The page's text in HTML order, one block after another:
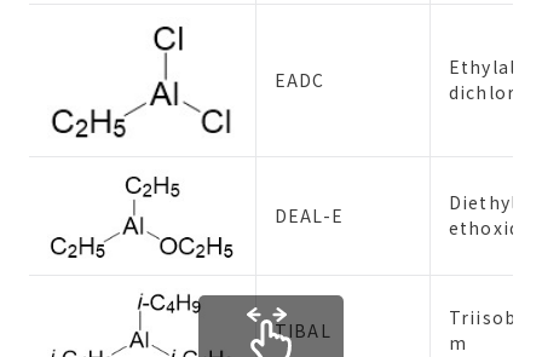
EADC
DEAL-E
ethoxide
TIBAL
m